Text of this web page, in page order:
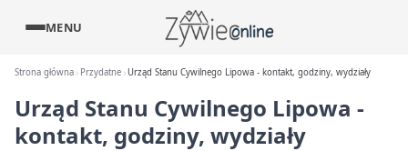
MENU
Strona główna Przydatne Urząd Stanu Cywilnego Lipowa - kontakt, godziny, wydziały
Urząd Stanu Cywilnego Lipowa -
kontakt, godziny, wydziały